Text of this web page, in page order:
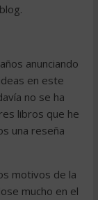
anunciando
en este
no se ha
libros que he
una reseña
motivos de la
mucho en el